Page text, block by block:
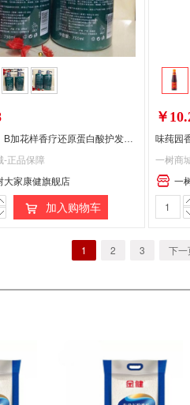
-正品保障
大家康健旗舰店
加入购物车
￥
味莼园
一树商
一
1 2 3 下一